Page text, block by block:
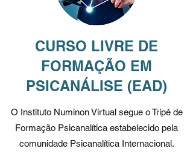
CURSO LIVRE DE
FORMAÇÃO EM
PSICANÁLISE (EAD)
O Instituto Numinon Virtual segue o Tripé de
Formação Psicanalítica estabelecido pela
comunidade Psicanalítica Internacional.